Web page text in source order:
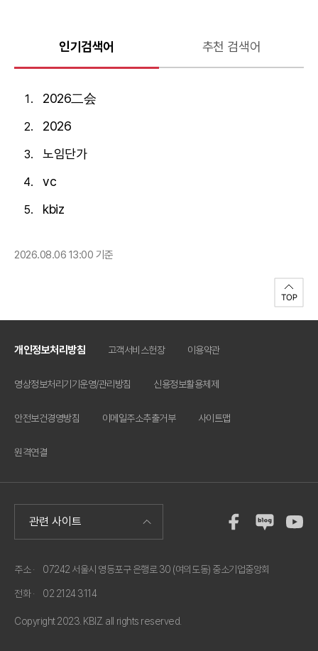
인기검색어 추천 검색어
2026二会
2026
노임단가
vc
kbiz
2026.08.06 13:00 기준
개인정보처리방침 고객서비스헌장 이용약관
영상정보처리기기운영/관리방침 신용정보활용체제
안전보건경영방침 이메일주소추출거부 사이트맵
원격연결
주소 · 07242 서울시 영등포구 은행로 30 (여의도동) 중소기업중앙회
전화 · 02 2124 3114
Copyright 2023. KBIZ. all rights reserved.